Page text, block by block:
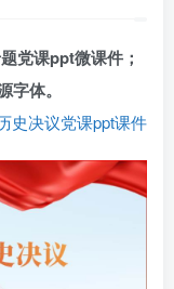
党课ppt微课件；
字体。
史决议党课ppt课件